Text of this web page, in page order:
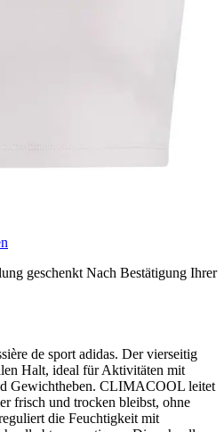
geschenkt Nach Bestätigung Ihrer
de sport adidas. Der vierseitig
Halt, ideal für Aktivitäten mit
Gewichtheben. CLIMACOOL leitet
frisch und trocken bleibst, ohne
die Feuchtigkeit mit